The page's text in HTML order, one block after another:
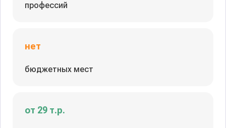
профессий
нет
бюджетных мест
от 29 т.р.